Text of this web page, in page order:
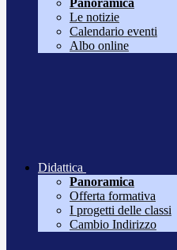
Panoramica
Le notizie
Calendario eventi
Albo online
Didattica
Panoramica
Offerta formativa
I progetti delle classi
Cambio Indirizzo